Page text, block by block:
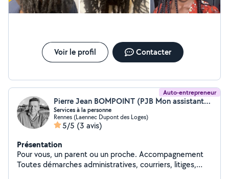
Voir le profil Contacter
Auto-entrepreneur
Pierre Jean BOMPOINT (PJB Mon assistant pratique)
Services à la personne
Rennes (Laennec Dupont des Loges)
5/5 (3 avis)
Présentation
Pour vous, un parent ou un proche. Accompagnement
Toutes démarches administratives, courriers, litiges,